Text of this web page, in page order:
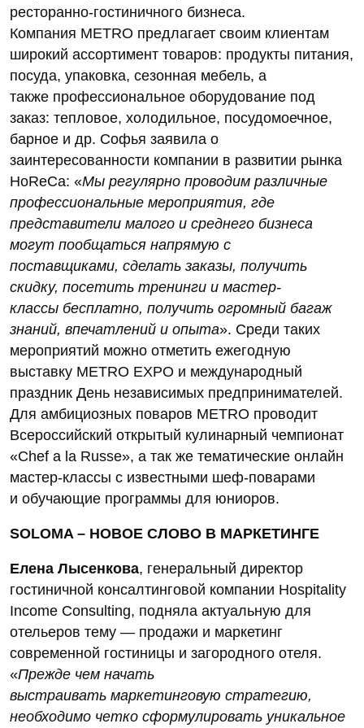
ресторанно-гостиничного бизнеса.
Компания METRO предлагает своим клиентам
широкий ассортимент товаров: продукты питания,
посуда, упаковка, сезонная мебель, а
также профессиональное оборудование под
заказ: тепловое, холодильное, посудомоечное,
барное и др. Софья заявила о
заинтересованности компании в развитии рынка
HoReCa: «Мы регулярно проводим различные
профессиональные мероприятия, где
представители малого и среднего бизнеса
могут пообщаться напрямую с
поставщиками, сделать заказы, получить
скидку, посетить тренинги и мастер-
классы бесплатно, получить огромный багаж
знаний, впечатлений и опыта». Среди таких
мероприятий можно отметить ежегодную
выставку METRO EXPO и международный
праздник День независимых предпринимателей.
Для амбициозных поваров METRO проводит
Всероссийский открытый кулинарный чемпионат
«Chef a la Russe», а так же тематические онлайн
мастер-классы с известными шеф-поварами
и обучающие программы для юниоров.
SOLOMA – НОВОЕ СЛОВО В МАРКЕТИНГЕ
Елена Лысенкова, генеральный директор
гостиничной консалтинговой компании Hospitality
Income Consulting, подняла актуальную для
отельеров тему — продажи и маркетинг
современной гостиницы и загородного отеля.
«Прежде чем начать
выстраивать маркетинговую стратегию,
необходимо четко сформулировать уникальное